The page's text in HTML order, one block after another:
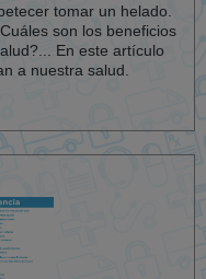
tomar un helado.
son los beneficios
En este artículo
a nuestra salud.